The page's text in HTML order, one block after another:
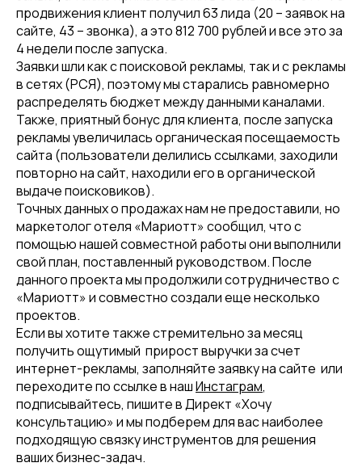
продвижения клиент получил 63 лида (20 – заявок на
сайте, 43 – звонка), а это 812 700 рублей и все это за
4 недели после запуска.
Заявки шли как с поисковой рекламы, так и с рекламы
в сетях (РСЯ), поэтому мы старались равномерно
распределять бюджет между данными каналами.
Также, приятный бонус для клиента, после запуска
рекламы увеличилась органическая посещаемость
сайта (пользователи делились ссылками, заходили
повторно на сайт, находили его в органической
выдаче поисковиков).
Точных данных о продажах нам не предоставили, но
маркетолог отеля «Мариотт» сообщил, что с
помощью нашей совместной работы они выполнили
свой план, поставленный руководством. После
данного проекта мы продолжили сотрудничество с
«Мариотт» и совместно создали еще несколько
проектов.
Если вы хотите также стремительно за месяц
получить ощутимый прирост выручки за счет
интернет-рекламы, заполняйте заявку на сайте или
переходите по ссылке в нашИнстаграм,
подписывайтесь, пишите в Директ «Хочу
консультацию» и мы подберем для вас наиболее
подходящую связку инструментов для решения
ваших бизнес-задач.